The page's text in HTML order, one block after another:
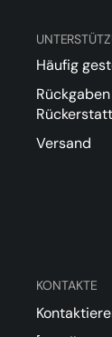
KONTAKTE
Häufig
Versand